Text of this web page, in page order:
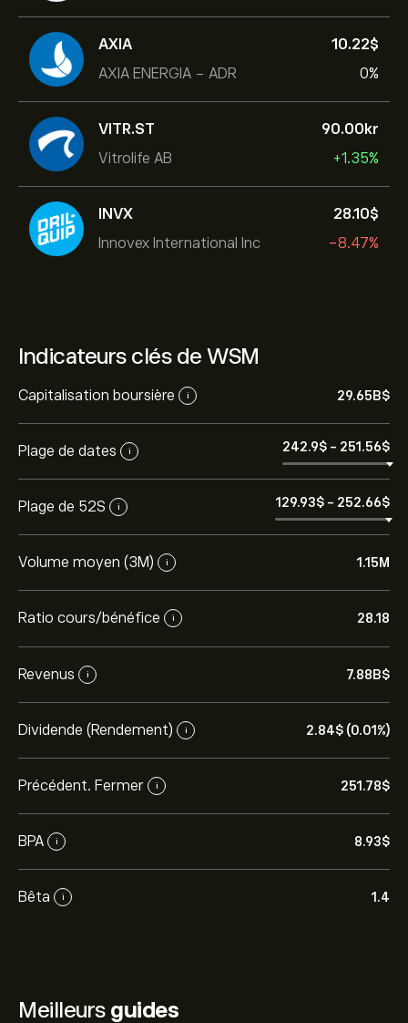
AXIA
AXIA ENERGIA - ADR
10.22‎$‎
0%
VITR.ST
Vitrolife AB
90.00‎kr‎
+1.35%
INVX
Innovex International Inc
28.10‎$‎
-8.47%
Indicateurs clés de WSM
Capitalisation boursière i 29.65B‎$‎
Plage de dates i 242.9‎$‎ - 251.56‎$‎
Plage de 52S i 129.93‎$‎ - 252.66‎$‎
Volume moyen (3M) i 1.15M
Ratio cours/bénéfice i 28.18
Revenus i 7.88B‎$‎
Dividende (Rendement) i 2.84‎$‎ (0.01%)
Précédent. Fermer i 251.78‎$‎
BPA i 8.93‎$‎
Bêta i 1.4
Meilleurs guides